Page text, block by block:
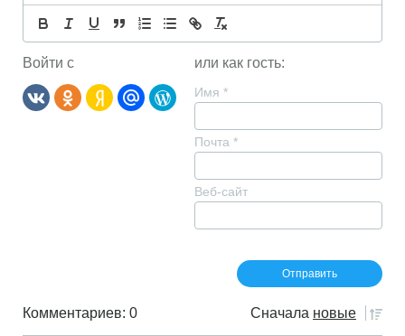
Войти с или как гость:
Имя *
Почта *
Веб-сайт
Комментариев: 0 Сначала новые